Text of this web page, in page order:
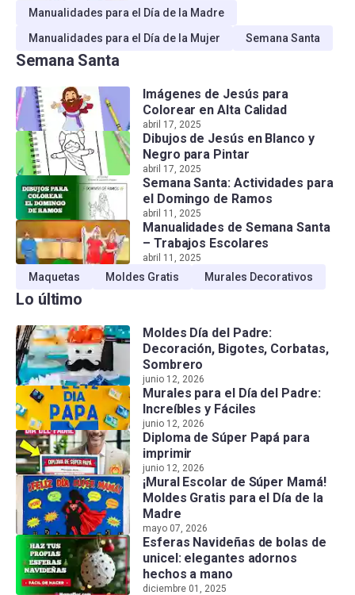
Manualidades para el Día de la Madre
Manualidades para el Día de la Mujer
Semana Santa
Semana Santa
Imágenes de Jesús para
Colorear en Alta Calidad
abril 17, 2025
Dibujos de Jesús en Blanco y
Negro para Pintar
abril 17, 2025
Semana Santa: Actividades para
el Domingo de Ramos
abril 11, 2025
Manualidades de Semana Santa
– Trabajos Escolares
abril 11, 2025
Maquetas Moldes Gratis Murales Decorativos
Lo último
Moldes Día del Padre:
Decoración, Bigotes, Corbatas,
Sombrero
junio 12, 2026
Murales para el Día del Padre:
Increíbles y Fáciles
junio 12, 2026
Diploma de Súper Papá para
imprimir
junio 12, 2026
¡Mural Escolar de Súper Mamá!
Moldes Gratis para el Día de la
Madre
mayo 07, 2026
Esferas Navideñas de bolas de
unicel: elegantes adornos
hechos a mano
diciembre 01, 2025